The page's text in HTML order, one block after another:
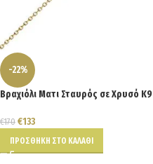
-22%
Βραχιόλι Ματι Σταυρός σε Χρυσό Κ9
€170 €133
ΠΡΟΣΘΉΚΗ ΣΤΟ ΚΑΛΆΘΙ